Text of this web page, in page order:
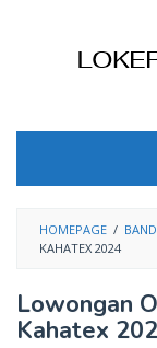
HOMEPAGE /
KAHATEX 2024
Lowongan
Kahatex